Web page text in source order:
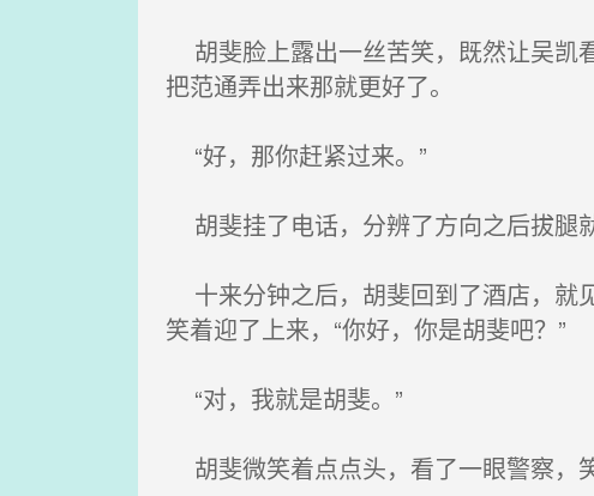
胡斐脸上露出一丝苦笑，既然让吴凯
把范通弄出来那就更好了。
“好，那你赶紧过来。”
胡斐挂了电话，分辨了方向之后拔腿
十来分钟之后，胡斐回到了酒店，就
笑着迎了上来，“你好，你是胡斐吧？”
“对，我就是胡斐。”
胡斐微笑着点点头，看了一眼警察，